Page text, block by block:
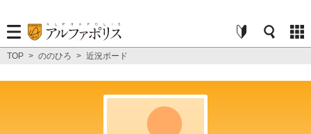
TOP > ののひろ > 近況ボード